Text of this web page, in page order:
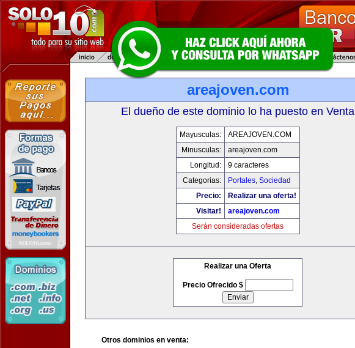
areajoven.com
El dueño de este dominio lo ha puesto en Venta
Mayusculas:
AREAJOVEN.COM
Minusculas:
areajoven.com
Longitud:
9 caracteres
Categorias:
Portales, Sociedad
Precio:
Realizar una oferta!
Visitar!
areajoven.com
Serán consideradas ofertas
Realizar una Oferta
Precio Ofrecido $
Otros dominios en venta: